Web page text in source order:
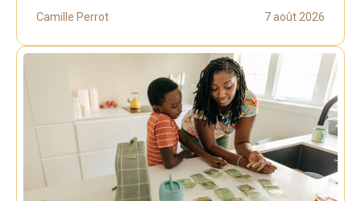
Camille Perrot 7 août 2026